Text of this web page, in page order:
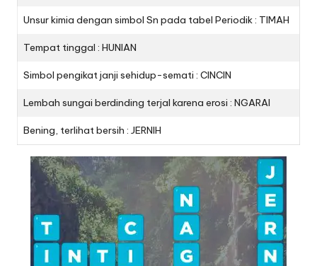
Unsur kimia dengan simbol Sn pada tabel Periodik : TIMAH
Tempat tinggal : HUNIAN
Simbol pengikat janji sehidup-semati : CINCIN
Lembah sungai berdinding terjal karena erosi : NGARAI
Bening, terlihat bersih : JERNIH